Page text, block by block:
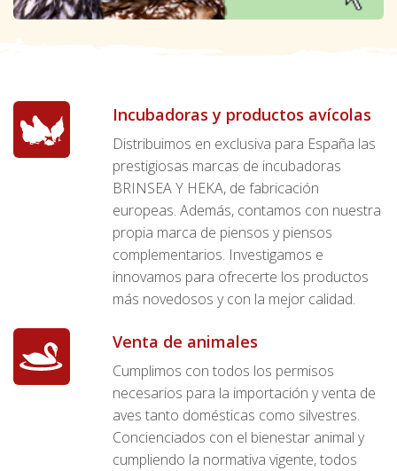
Incubadoras y productos avícolas
Distribuimos en exclusiva para España las
prestigiosas marcas de incubadoras
BRINSEA Y HEKA, de fabricación
europeas. Además, contamos con nuestra
propia marca de piensos y piensos
complementarios. Investigamos e
innovamos para ofrecerte los productos
más novedosos y con la mejor calidad.
Venta de animales
Cumplimos con todos los permisos
necesarios para la importación y venta de
aves tanto domésticas como silvestres.
Concienciados con el bienestar animal y
cumpliendo la normativa vigente, todos